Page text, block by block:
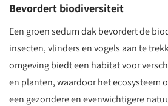
Bevordert biodiversiteit
Een groen sedum dak bevordert de
insecten, vlinders en vogels aan te
omgeving biedt een habitat voor
en planten, waardoor het ecosysteem
een gezondere en evenwichtigere